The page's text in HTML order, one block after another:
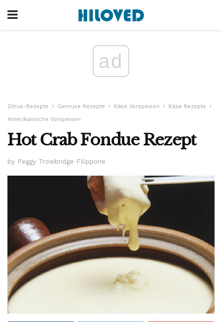
ad
Zitrus-Rezepte Gemüse Rezepte Käse Vorspeisen
Käse Rezepte
Amerikanische Vorspeisen
Hot Crab Fondue Rezept
by Peggy Trowbridge Filippone